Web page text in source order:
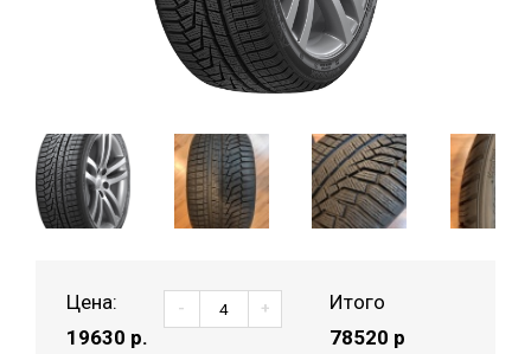
Цена:
19630 р.
- +
Итого
78520 р